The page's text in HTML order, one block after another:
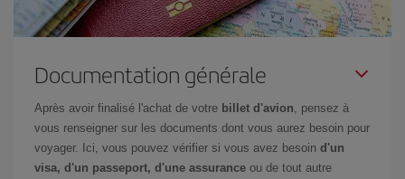
Documentation générale
Après avoir finalisé l'achat de votre billet d'avion , pensez à
vous renseigner sur les documents dont vous aurez besoin pour
voyager. Ici, vous pouvez vérifier si vous avez besoin d'un
visa, d'un passeport, d'une assurance ou de tout autre